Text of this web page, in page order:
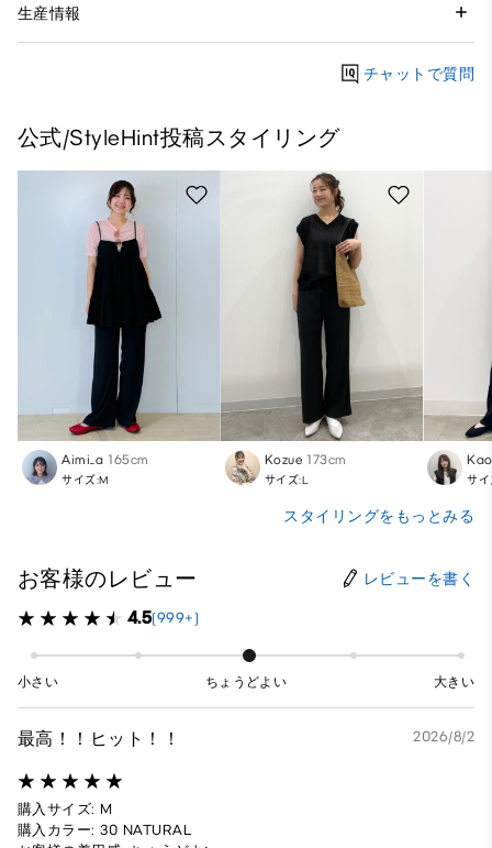
生産情報
チャットで質問
公式/StyleHint投稿スタイリング
Aimi_a 165cm
サイズ:M
Kozue 173cm
サイズ:L サ
スタイリングをもっとみる
お客様のレビュー レビューを書く
4.5(999+)
小さい ちょうどよい 大きい
最高！！ヒット！！ 2026/8/2
購入サイズ: M
購入カラー: 30 NATURAL